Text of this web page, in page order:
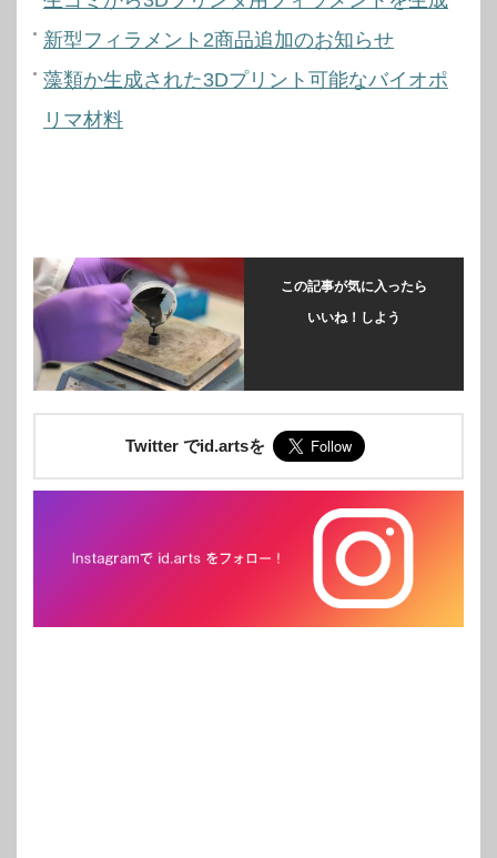
新型フィラメント2商品追加のお知らせ
藻類か生成された3Dプリント可能なバイオポ
リマ材料
この記事が気に入ったら
いいね！しよう
Twitter でid.artsを